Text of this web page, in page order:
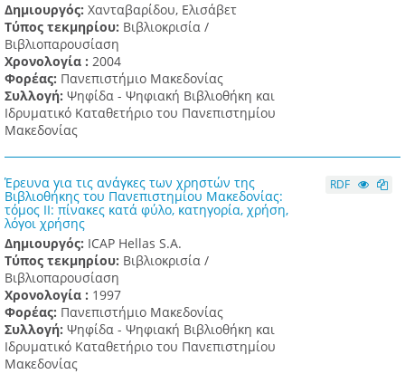
Δημιουργός: Χανταβαρίδου, Ελισάβετ
Τύπος τεκμηρίου: Βιβλιοκρισία /
Βιβλιοπαρουσίαση
Χρονολογία : 2004
Φορέας: Πανεπιστήμιο Μακεδονίας
Συλλογή: Ψηφίδα - Ψηφιακή Βιβλιοθήκη και
Ιδρυματικό Καταθετήριο του Πανεπιστημίου
Μακεδονίας
Έρευνα για τις ανάγκες των χρηστών της
Βιβλιοθήκης του Πανεπιστημίου Μακεδονίας:
τόμος II: πίνακες κατά φύλο, κατηγορία, χρήση,
λόγοι χρήσης
Δημιουργός: ICAP Hellas S.A.
Τύπος τεκμηρίου: Βιβλιοκρισία /
Βιβλιοπαρουσίαση
Χρονολογία : 1997
Φορέας: Πανεπιστήμιο Μακεδονίας
Συλλογή: Ψηφίδα - Ψηφιακή Βιβλιοθήκη και
Ιδρυματικό Καταθετήριο του Πανεπιστημίου
Μακεδονίας
RDF